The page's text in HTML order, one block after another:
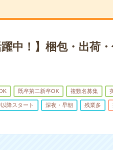
中！】梱包・出荷
既卒第二新卒OK 複数名募集
以降スタート 深夜・早朝 残業多